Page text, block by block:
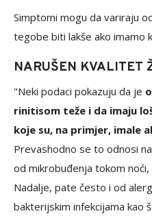
Simptomi mogu da variraju
tegobe biti lakše ako imamo
NARUŠEN KVALITET
"Neki podaci pokazuju da je
rinitisom teže i da imaju
koje su, na primjer, imale
Prevashodno se to odnosi
od mikrobuđenja tokom noći,
Nadalje, pate često i od
bakterijskim infekcijama kao